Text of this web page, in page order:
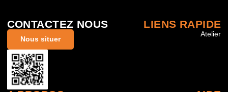
CONTACTEZ NOUS
Nous situer
LIENS RAPIDE
Atelier